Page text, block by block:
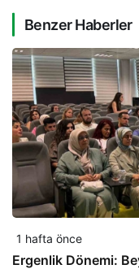
Benzer Haberler
1 hafta önce
Ergenlik Dönemi: